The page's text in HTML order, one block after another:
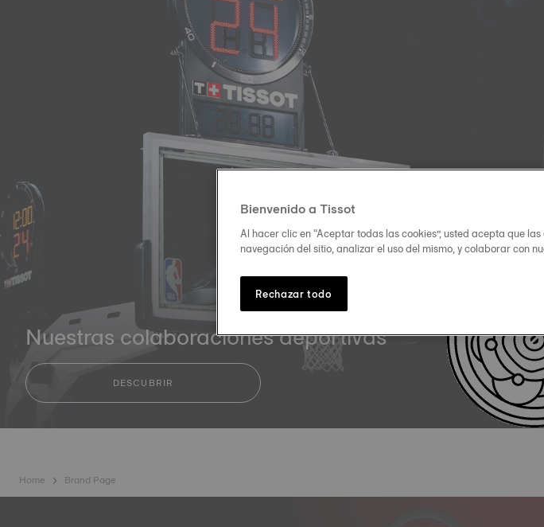
Nuestras colaboraciones deportivas
DESCUBRIR
Home Brand Page
Bienvenido a Tissot
Al hacer clic en “Aceptar todas las cookies”, usted acepta que
navegación del sitio, analizar el uso del mismo, y colaborar con
Rechazar todo